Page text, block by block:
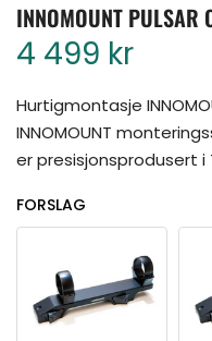
INNOMOUNT
4 499 kr
Hurtigmontasje
INNOMOUNT
er presisjonsprodusert i
FORSLAG